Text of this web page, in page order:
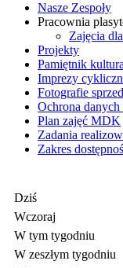
Nasze Zespoły
Pracownia
Zajęcia
Projekty
Pamiętnik
Imprezy
Fotografie
Ochrona
Plan zajęć MDK
Zadania
Zakres
Dziś
Wczoraj
W tym tygodniu
W zeszłym tygodniu